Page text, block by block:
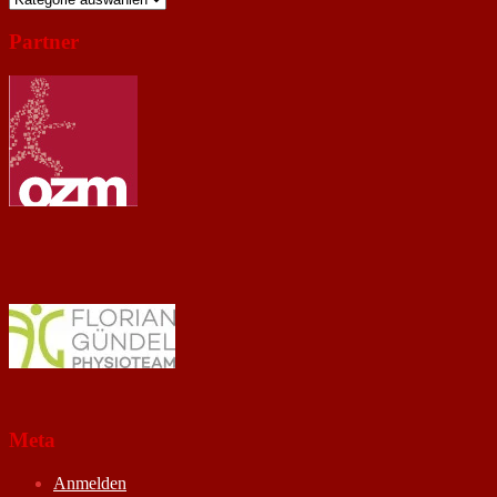
Partner
Meta
Anmelden